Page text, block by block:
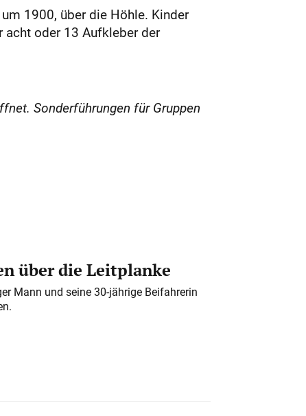
1900, über die Höhle. Kinder
acht oder 13 Aufkleber der
Sonderführungen für Gruppen
über die Leitplanke
Mann und seine 30-jährige Beifahrerin